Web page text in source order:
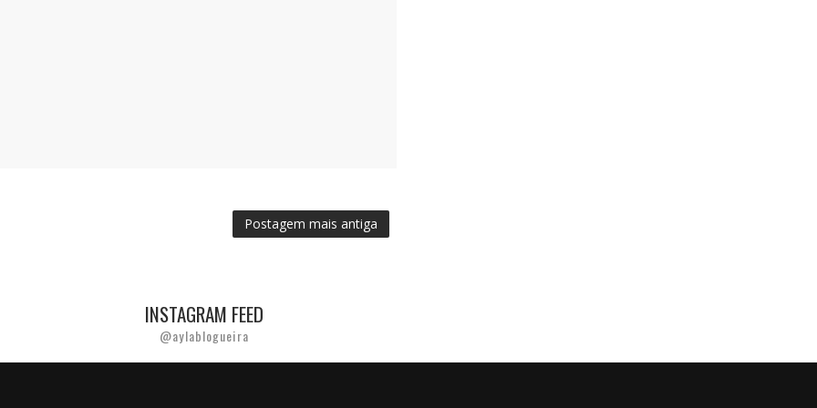
Postagem mais antiga
INSTAGRAM FEED
@aylablogueira